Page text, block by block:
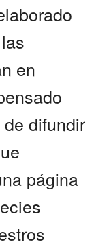
en
difundir
página